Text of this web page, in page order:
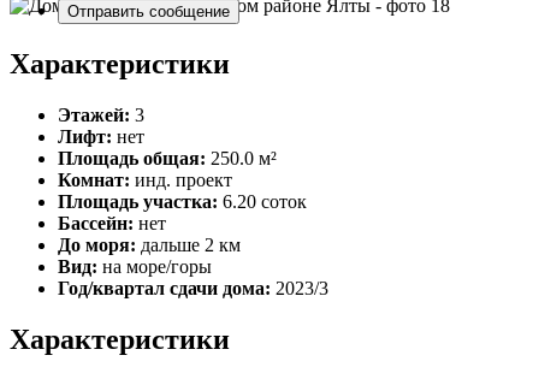
Отправить сообщение
Характеристики
Этажей: 3
Лифт: нет
Площадь общая: 250.0 м²
Комнат: инд. проект
Площадь участка: 6.20 соток
Бассейн: нет
До моря: дальше 2 км
Вид: на море/горы
Год/квартал сдачи дома: 2023/3
Характеристики